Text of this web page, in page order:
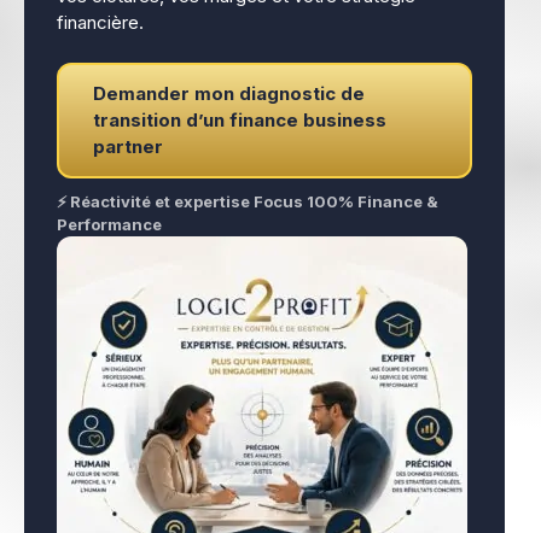
financière.
Demander mon diagnostic de
transition d’un finance business
partner
⚡ Réactivité et expertise Focus 100% Finance &
Performance